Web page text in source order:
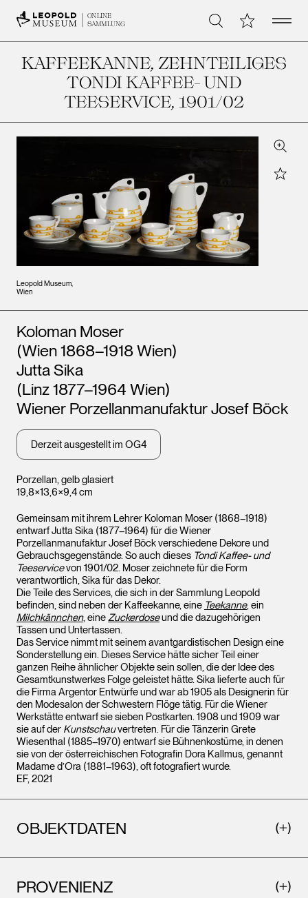
ONLINE
SAMMLUNG
Suche Meine Open
KAFFEEKANNE, ZEHNTEILIGES
TONDI KAFFEE- UND
TEESERVICE, 1901/02
Leopold Museum,
Wien
Zoom
Star
Porzellan, gelb glasiert
19,8×13,6×9,4 cm
Künstler*innen
Koloman Moser
(Wien 1868–1918 Wien)
Jutta Sika
(Linz 1877–1964 Wien)
Wiener Porzellanmanufaktur Josef Böck
Derzeit ausgestellt im OG4
Gemeinsam mit ihrem Lehrer Koloman Moser (1868–1918)
entwarf Jutta Sika (1877–1964) für die Wiener
Porzellanmanufaktur Josef Böck verschiedene Dekore und
Gebrauchsgegenstände. So auch dieses Tondi Kaffee- und
Teeservicevon 1901/02. Moser zeichnete für die Form
verantwortlich, Sika für das Dekor.
Die Teile des Services, die sich in der Sammlung Leopold
befinden, sind neben der Kaffeekanne, eine Teekanne, ein
Milchkännchen, eineZuckerdoseund die dazugehörigen
Tassen und Untertassen.
Das Service nimmt mit seinem avantgardistischen Design eine
Sonderstellung ein. Dieses Service hätte sicher Teil einer
ganzen Reihe ähnlicher Objekte sein sollen, die der Idee des
Gesamtkunstwerkes Folge geleistet hätte. Sika lieferte auch für
die Firma Argentor Entwürfe und war ab 1905 als Designerin für
den Modesalon der Schwestern Flöge tätig. Für die Wiener
Werkstätte entwarf sie sieben Postkarten. 1908 und 1909 war
sie auf der Kunstschauvertreten. Für die Tänzerin Grete
Wiesenthal (1885–1970) entwarf sie Bühnenkostüme, in denen
sie von der österreichischen Fotografin Dora Kallmus, genannt
Madame d’Ora (1881–1963), oft fotografiert wurde.
EF, 2021
OBJEKTDATEN
PROVENIENZ